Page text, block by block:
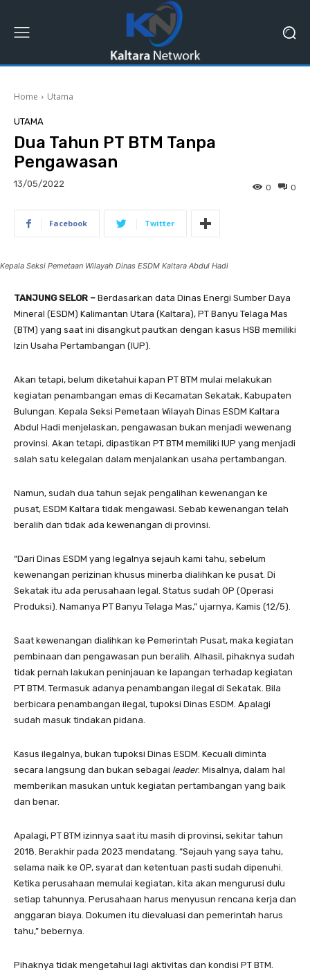
Home Utama
UTAMA
Dua Tahun PT BTM Tanpa
Pengawasan
13/05/2022 0
0
Facebook Twitter
Kepala Seksi Pemetaan Wilayah Dinas ESDM Kaltara Abdul Hadi
TANJUNG SELOR – Berdasarkan data Dinas Energi Sumber Daya
Mineral (ESDM) Kalimantan Utara (Kaltara), PT Banyu Telaga Mas
(BTM) yang saat ini disangkut pautkan dengan kasus HSB memiliki
Izin Usaha Pertambangan (IUP).
Akan tetapi, belum diketahui kapan PT BTM mulai melakukan
kegiatan penambangan emas di Kecamatan Sekatak, Kabupaten
Bulungan. Kepala Seksi Pemetaan Wilayah Dinas ESDM Kaltara
Abdul Hadi menjelaskan, pengawasan bukan menjadi wewenang
provinsi. Akan tetapi, dipastikan PT BTM memiliki IUP yang menjadi
salah satu kelegalan dalam menjalankan usaha pertambangan.
Namun, sudah dua tahun sejak pengalihan kewenangan ke
pusat, ESDM Kaltara tidak mengawasi. Sebab kewenangan telah
beralih dan tidak ada kewenangan di provinsi.
“Dari Dinas ESDM yang legalnya sejauh kami tahu, sebelum
kewenangan perizinan khusus minerba dialihkan ke pusat. Di
Sekatak itu ada perusahaan legal. Status sudah OP (Operasi
Produksi). Namanya PT Banyu Telaga Mas,” ujarnya, Kamis (12/5).
Saat kewenangan dialihkan ke Pemerintah Pusat, maka kegiatan
pembinaan dan pengawasan pun beralih. Alhasil, pihaknya sudah
tidak pernah lakukan peninjauan ke lapangan terhadap kegiatan
PT BTM. Termasuk adanya penambangan ilegal di Sekatak. Bila
berbicara penambangan ilegal, tupoksi Dinas ESDM. Apalagi
sudah masuk tindakan pidana.
Kasus ilegalnya, bukan tupoksi Dinas ESDM. Kecuali diminta
secara langsung dan bukan sebagai leader. Misalnya, dalam hal
memberikan masukan untuk kegiatan pertambangan yang baik
dan benar.
Apalagi, PT BTM izinnya saat itu masih di provinsi, sekitar tahun
2018. Berakhir pada 2023 mendatang. “Sejauh yang saya tahu,
selama naik ke OP, syarat dan ketentuan pasti sudah dipenuhi.
Ketika perusahaan memulai kegiatan, kita akan mengurusi dulu
setiap tahunnya. Perusahaan harus menyusun rencana kerja dan
anggaran biaya. Dokumen itu dievaluasi dan pemerintah harus
tahu,” bebernya.
Pihaknya tidak mengetahui lagi aktivitas dan kondisi PT BTM.